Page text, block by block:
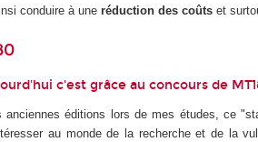
conduire à uneréduction des coûts et
c'est grâce au concours de
anciennes éditions lors de mes études, ce
au monde de la recherche et de la